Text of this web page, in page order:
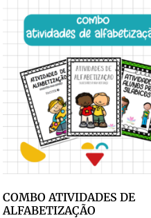
COMBO ATIVIDADES DE
ALFABETIZAÇÃO